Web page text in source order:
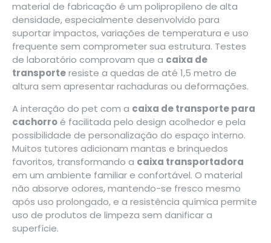
material de fabricação é um polipropileno de alta
densidade, especialmente desenvolvido para
suportar impactos, variações de temperatura e uso
frequente sem comprometer sua estrutura. Testes
de laboratório comprovam que a caixa de
transporteresiste a quedas de até 1,5 metro de
altura sem apresentar rachaduras ou deformações.
A interação do pet com a caixa de transporte para
cachorroé facilitada pelo design acolhedor e pela
possibilidade de personalização do espaço interno.
Muitos tutores adicionam mantas e brinquedos
favoritos, transformando a caixa transportadora
em um ambiente familiar e confortável. O material
não absorve odores, mantendo-se fresco mesmo
após uso prolongado, e a resistência química permite
uso de produtos de limpeza sem danificar a
superfície.